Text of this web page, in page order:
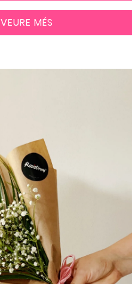
VEURE MÉS